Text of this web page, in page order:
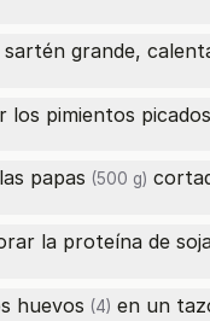
sartén grande,
los pimientos
papas (500 g)
la proteína de
huevos (4) en un